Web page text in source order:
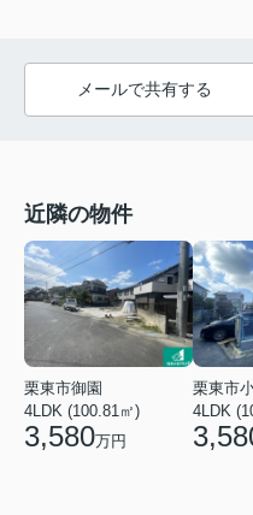
メールで共有する
近隣の物件
栗東市御園
4LDK (100.81㎡)
3,580万円
栗東市
4LDK